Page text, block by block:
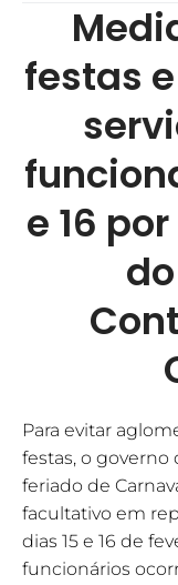
festas
e 16
Para evitar
festas, o governo
feriado de
facultativo em
dias 15 e 16 de
funcionários